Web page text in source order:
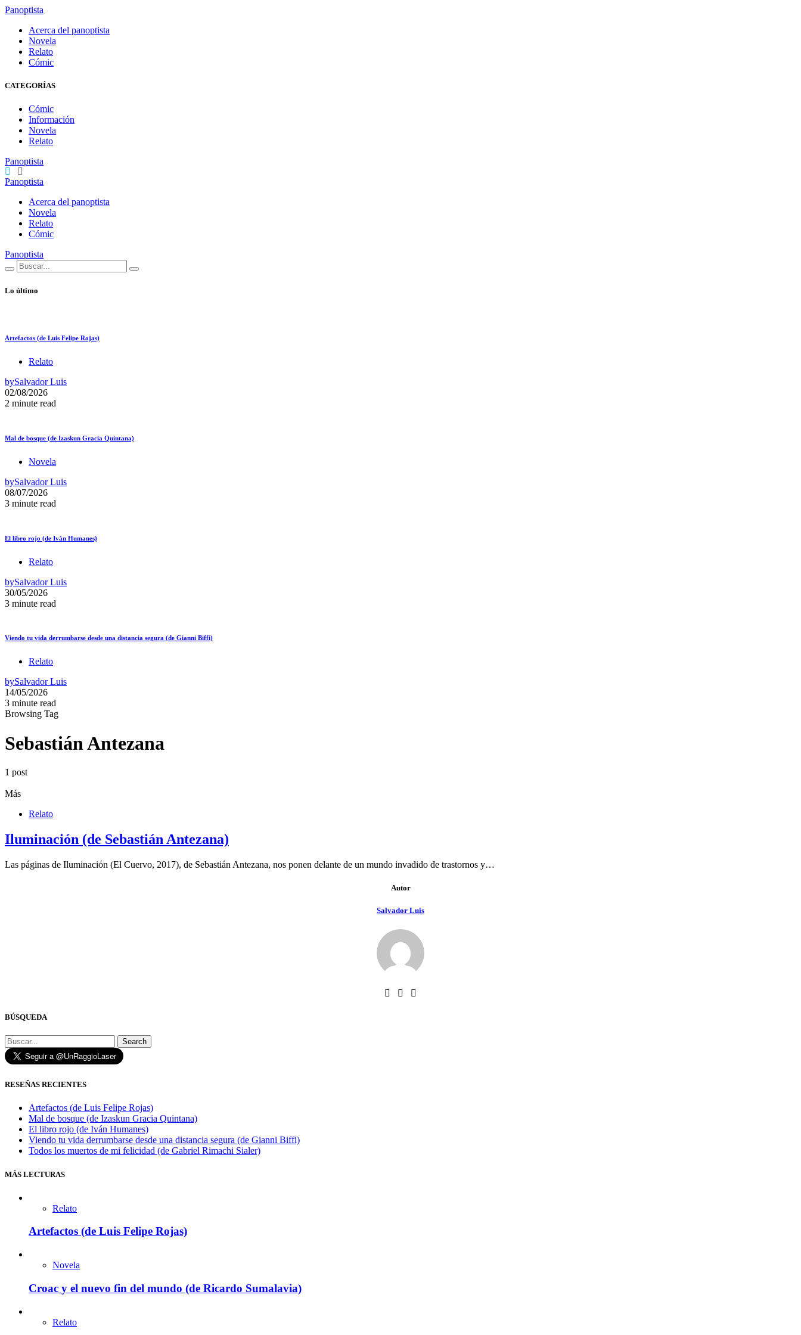
Panoptista
Acerca del panoptista
Novela
Relato
Cómic
CATEGORÍAS
Cómic
Información
Novela
Relato
Panoptista
Panoptista
Acerca del panoptista
Novela
Relato
Cómic
Panoptista
Lo último
Artefactos (de Luis Felipe Rojas)
Relato
bySalvador Luis
02/08/2026
2 minute read
Mal de bosque (de Izaskun Gracia Quintana)
Novela
bySalvador Luis
08/07/2026
3 minute read
El libro rojo (de Iván Humanes)
Relato
bySalvador Luis
30/05/2026
3 minute read
Viendo tu vida derrumbarse desde una distancia segura (de Gianni Biffi)
Relato
bySalvador Luis
14/05/2026
3 minute read
Browsing Tag
Sebastián Antezana
1 post
Más
Relato
Iluminación (de Sebastián Antezana)
Las páginas de Iluminación (El Cuervo, 2017), de Sebastián Antezana, nos ponen delante de un mundo invadido de trastornos y…
Autor
Salvador Luis
BÚSQUEDA
Search
RESEÑAS RECIENTES
Artefactos (de Luis Felipe Rojas)
Mal de bosque (de Izaskun Gracia Quintana)
El libro rojo (de Iván Humanes)
Viendo tu vida derrumbarse desde una distancia segura (de Gianni Biffi)
Todos los muertos de mi felicidad (de Gabriel Rimachi Sialer)
MÁS LECTURAS
Relato
Artefactos (de Luis Felipe Rojas)
Novela
Croac y el nuevo fin del mundo (de Ricardo Sumalavia)
Relato